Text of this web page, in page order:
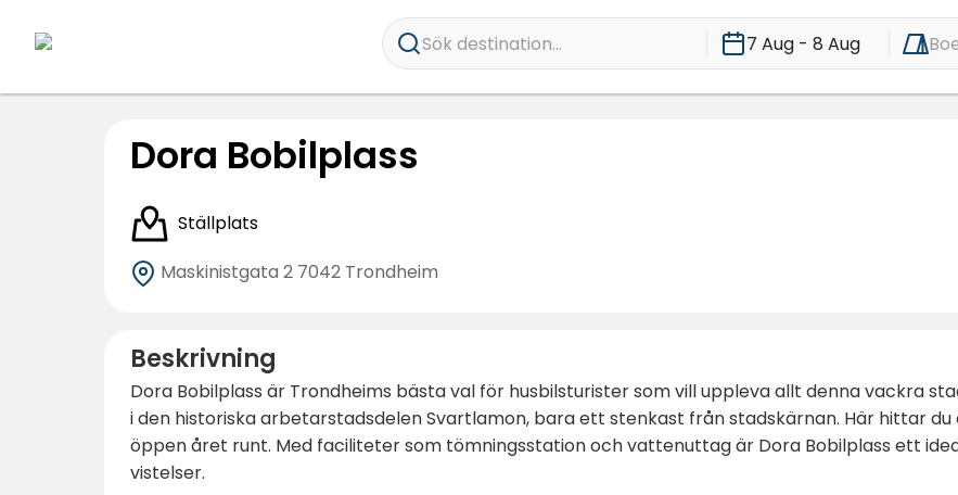
Sök destination... 7 Aug - 8 Aug
Dora Bobilplass
Ställplats
Maskinistgata 2 7042 Trondheim
Beskrivning
Dora Bobilplass är Trondheims bästa val för husbilsturister som vill uppleva allt denna vackra
i den historiska arbetarstadsdelen Svartlamon, bara ett stenkast från stadskärnan. Här hittar
öppen året runt. Med faciliteter som tömningsstation och vattenuttag är Dora Bobilplass ett
vistelser.